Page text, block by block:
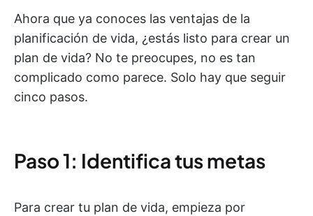
Ahora que ya conoces las ventajas de la
planificación de vida, ¿estás listo para crear un
plan de vida? No te preocupes, no es tan
complicado como parece. Solo hay que seguir
cinco pasos.
Paso 1: Identifica tus metas
Para crear tu plan de vida, empieza por